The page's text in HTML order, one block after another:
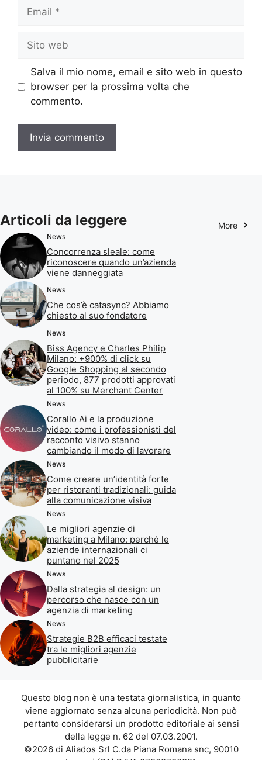
Email
Sito
web
Salva il mio nome, email e sito web in questo
browser per la prossima volta che
commento.
Articoli da leggere More
News
Concorrenza sleale: come
riconoscere quando un’azienda
viene danneggiata
News
Che cos’è catasync? Abbiamo
chiesto al suo fondatore
News
Biss Agency e Charles Philip
Milano: +900% di click su
Google Shopping al secondo
periodo, 877 prodotti approvati
al 100% su Merchant Center
News
Corallo Ai e la produzione
video: come i professionisti del
racconto visivo stanno
cambiando il modo di lavorare
News
Come creare un’identità forte
per ristoranti tradizionali: guida
alla comunicazione visiva
News
Le migliori agenzie di
marketing a Milano: perché le
aziende internazionali ci
puntano nel 2025
News
Dalla strategia al design: un
percorso che nasce con un
agenzia di marketing
News
Strategie B2B efficaci testate
tra le migliori agenzie
pubblicitarie
Questo blog non è una testata giornalistica, in quanto
viene aggiornato senza alcuna periodicità. Non può
pertanto considerarsi un prodotto editoriale ai sensi
della legge n. 62 del 07.03.2001.
©2026 di Aliados Srl C.da Piana Romana snc, 90010